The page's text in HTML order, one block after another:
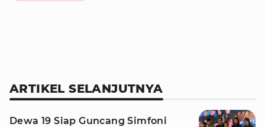
ARTIKEL SELANJUTNYA
Dewa 19 Siap Guncang Simfoni